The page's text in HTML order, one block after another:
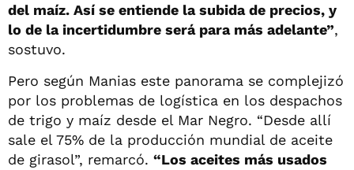
del maíz. Así se entiende la subida de precios, y
lo de la incertidumbre será para más adelante”,
sostuvo.
Pero según Manias este panorama se complejizó
por los problemas de logística en los despachos
de trigo y maíz desde el Mar Negro. “Desde allí
sale el 75% de la producción mundial de aceite
de girasol”, remarcó. “Los aceites más usados